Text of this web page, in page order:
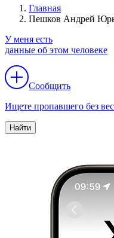
Главная
Пешков Андрей
У меня есть
данные об этом человеке
Сообщить
Ищете пропавшего без
Найти